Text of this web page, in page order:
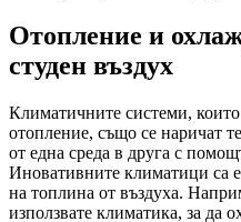
Отопление и
студен въздух
Климатичните системи,
отопление, също се наричат
от една среда в друга с
Иновативните климатици са
на топлина от въздуха.
използвате климатика, за да